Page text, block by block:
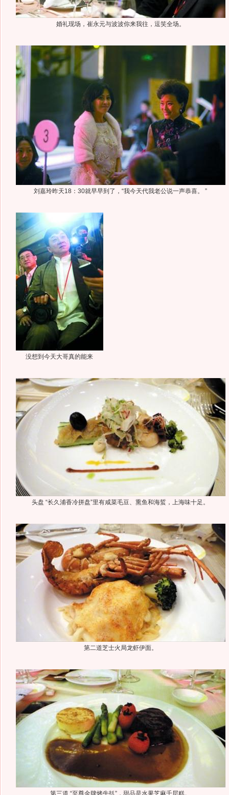
婚礼现场，崔永元与波波你来我往，逗笑全场。
刘嘉玲昨天18：30就早早到了，“我今天代我老公说一声恭喜。 ”
没想到今天大哥真的能来
头盘 “长久浦香冷拼盘”里有咸菜毛豆、熏鱼和海蜇，上海味十足。
第二道芝士火局龙虾伊面。
第三道 “至尊金牌烤牛扒”，甜品是水果芝麻千层糕。